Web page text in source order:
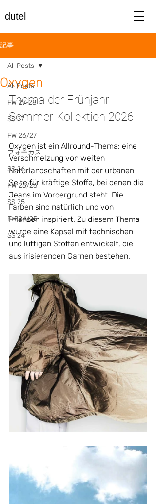
dutel
記事
All Posts
FW 27-28
SS 27
FW 26/27
フォーカス
SS 26
FW 25/26
SS 25
FW 24/25
SS 24
All Posts
Oxygen
Thema der Frühjahr-
Sommer-Kollektion 2026
Oxygen ist ein Allround-Thema: eine
Verschmelzung von weiten
Naturlandschaften mit der urbanen
Seite für kräftige Stoffe, bei denen die
Jeans im Vordergrund steht. Die
Farben sind natürlich und von
Pflanzen inspiriert. Zu diesem Thema
wurde eine Kapsel mit technischen
und luftigen Stoffen entwickelt, die
aus irisierenden Garnen bestehen.